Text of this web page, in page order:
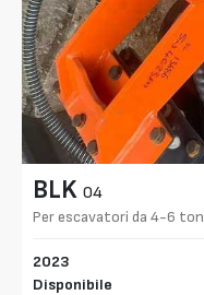
BLK 04
Per escavatori da 4-6 ton
2023
Disponibile